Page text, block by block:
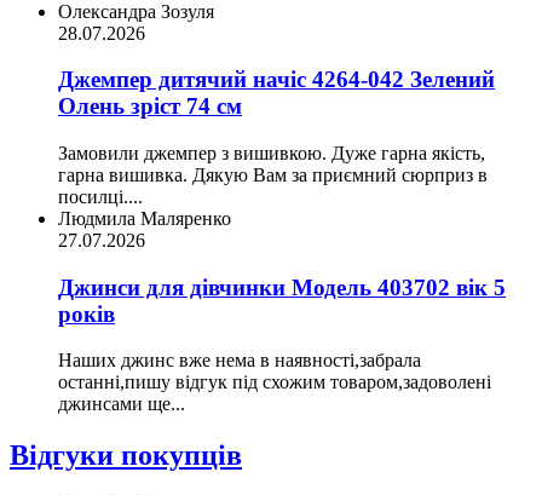
Олександра Зозуля
28.07.2026
Джемпер дитячий начіс 4264-042 Зелений
Олень зріст 74 см
Замовили джемпер з вишивкою. Дуже гарна якість,
гарна вишивка. Дякую Вам за приємний сюрприз в
посилці....
Людмила Маляренко
27.07.2026
Джинси для дівчинки Модель 403702 вік 5
років
Наших джинс вже нема в наявності,забрала
останні,пишу відгук під схожим товаром,задоволені
джинсами ще...
Відгуки покупців